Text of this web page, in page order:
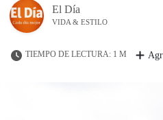
El Día
VIDA & ESTILO
TIEMPO DE LECTURA: 1 M